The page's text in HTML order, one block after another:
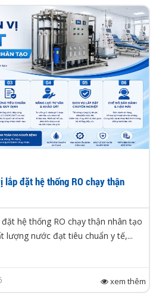
đặt hệ thống RO chạy thận
hệ thống RO chạy thận nhân tạo
lượng nước đạt tiêu chuẩn y tế,...
xem thêm